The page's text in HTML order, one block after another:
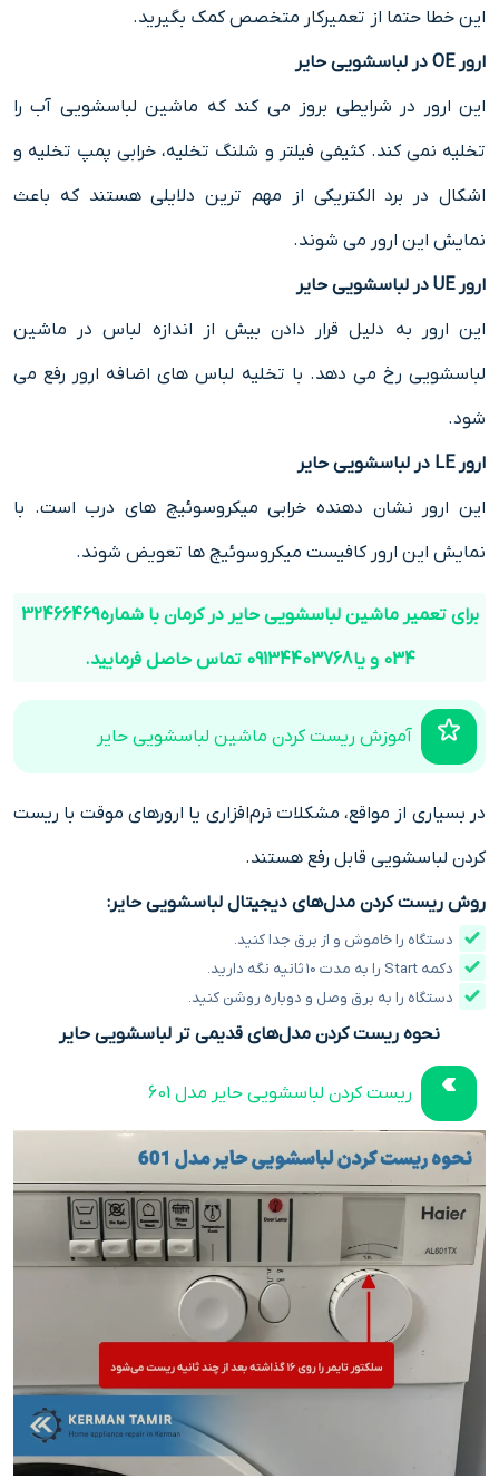
این خطا حتما از تعمیرکار متخصص کمک بگیرید.
ارور OE در لباسشویی حایر
این ارور در شرایطی بروز می کند که ماشین لباسشویی آب را
تخلیه نمی کند. کثیفی فیلتر و شلنگ تخلیه، خرابی پمپ تخلیه و
اشکال در برد الکتریکی از مهم ترین دلایلی هستند که باعث
نمایش این ارور می شوند.
ارور UE در لباسشویی حایر
این ارور به دلیل قرار دادن بیش از اندازه لباس در ماشین
لباسشویی رخ می دهد. با تخلیه لباس های اضافه ارور رفع می
شود.
ارور LE در لباسشویی حایر
این ارور نشان دهنده خرابی میکروسوئیچ های درب است. با
نمایش این ارور کافیست میکروسوئیچ ها تعویض شوند.
برای تعمیر ماشین لباسشویی حایر در کرمان با شماره 32466469
034 و یا 09134403768 تماس حاصل فرمایید.
آموزش ریست کردن ماشین لباسشویی حایر
در بسیاری از مواقع، مشکلات نرم‌افزاری یا ارورهای موقت با ریست
کردن لباسشویی قابل رفع هستند.
روش ریست کردن مدل‌های دیجیتال لباسشویی حایر:
دستگاه را خاموش و از برق جدا کنید.
دکمه Start را به مدت 10 ثانیه نگه دارید.
دستگاه را به برق وصل و دوباره روشن کنید.
نحوه ریست کردن مدل‌های قدیمی تر لباسشویی حایر
ریست کردن لباسشویی حایر مدل 601